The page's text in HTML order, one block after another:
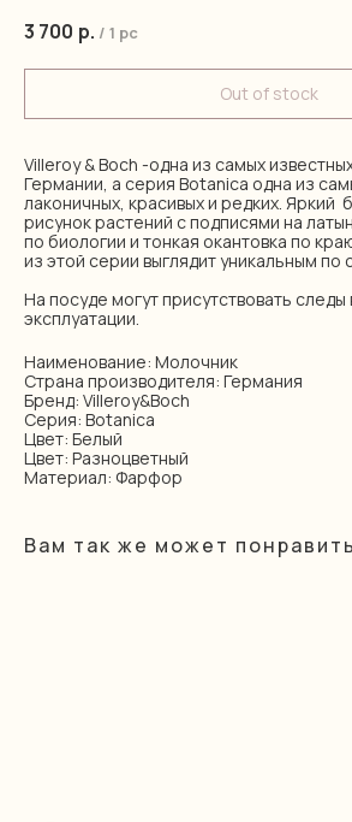
3 700 р. / 1 pc
Out of stock
Villeroy & Boch -одна из самых
Германии, а серия Botanica одна из
лаконичных, красивых и редких. Яркий
рисунок растений с подписями на
по биологии и тонкая окантовка по
из этой серии выглядит уникальным по
На посуде могут присутствовать
эксплуатации.
Наименование: Молочник
Страна производителя: Германия
Бренд: Villeroy&Boch
Серия: Botanica
Цвет: Белый
Цвет: Разноцветный
Материал: Фарфор
Вам так же может